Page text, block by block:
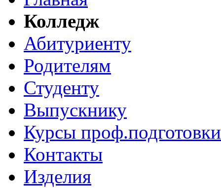
Колледж
Абитуриенту
Родителям
Студенту
Выпускнику
Курсы проф.подготовки
Контакты
Изделия